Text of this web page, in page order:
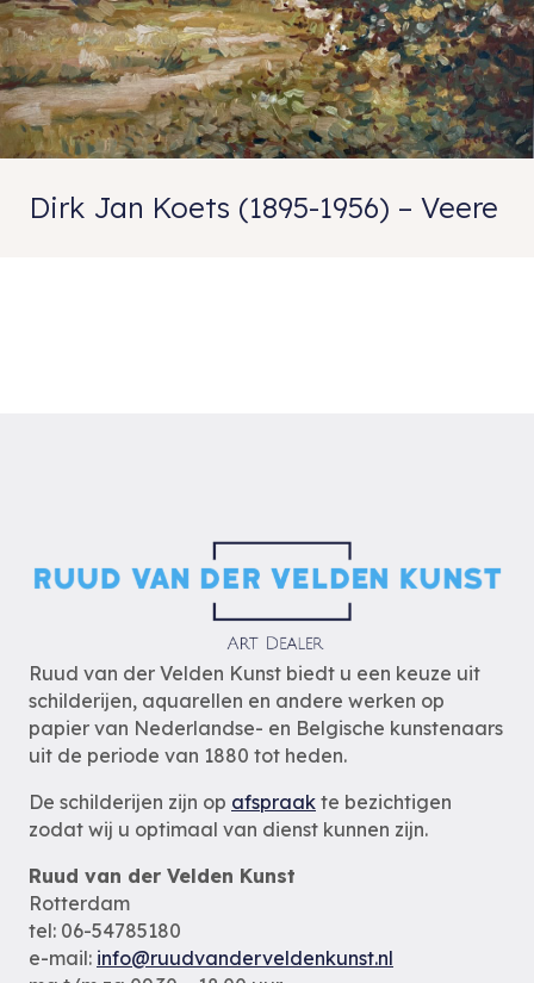
Dirk Jan Koets (1895-1956) – Veere
Ruud van der Velden Kunst biedt u een keuze uit
schilderijen, aquarellen en andere werken op
papier van Nederlandse- en Belgische kunstenaars
uit de periode van 1880 tot heden.
De schilderijen zijn op afspraak te bezichtigen
zodat wij u optimaal van dienst kunnen zijn.
Ruud van der Velden Kunst
Rotterdam
tel: 06-54785180
e-mail: info@ruudvanderveldenkunst.nl